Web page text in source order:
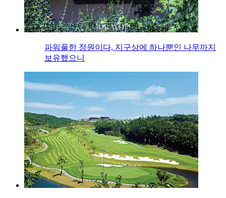
파워풀한 정원이다, 지구상에 하나뿐인 나무까지
보유했으니